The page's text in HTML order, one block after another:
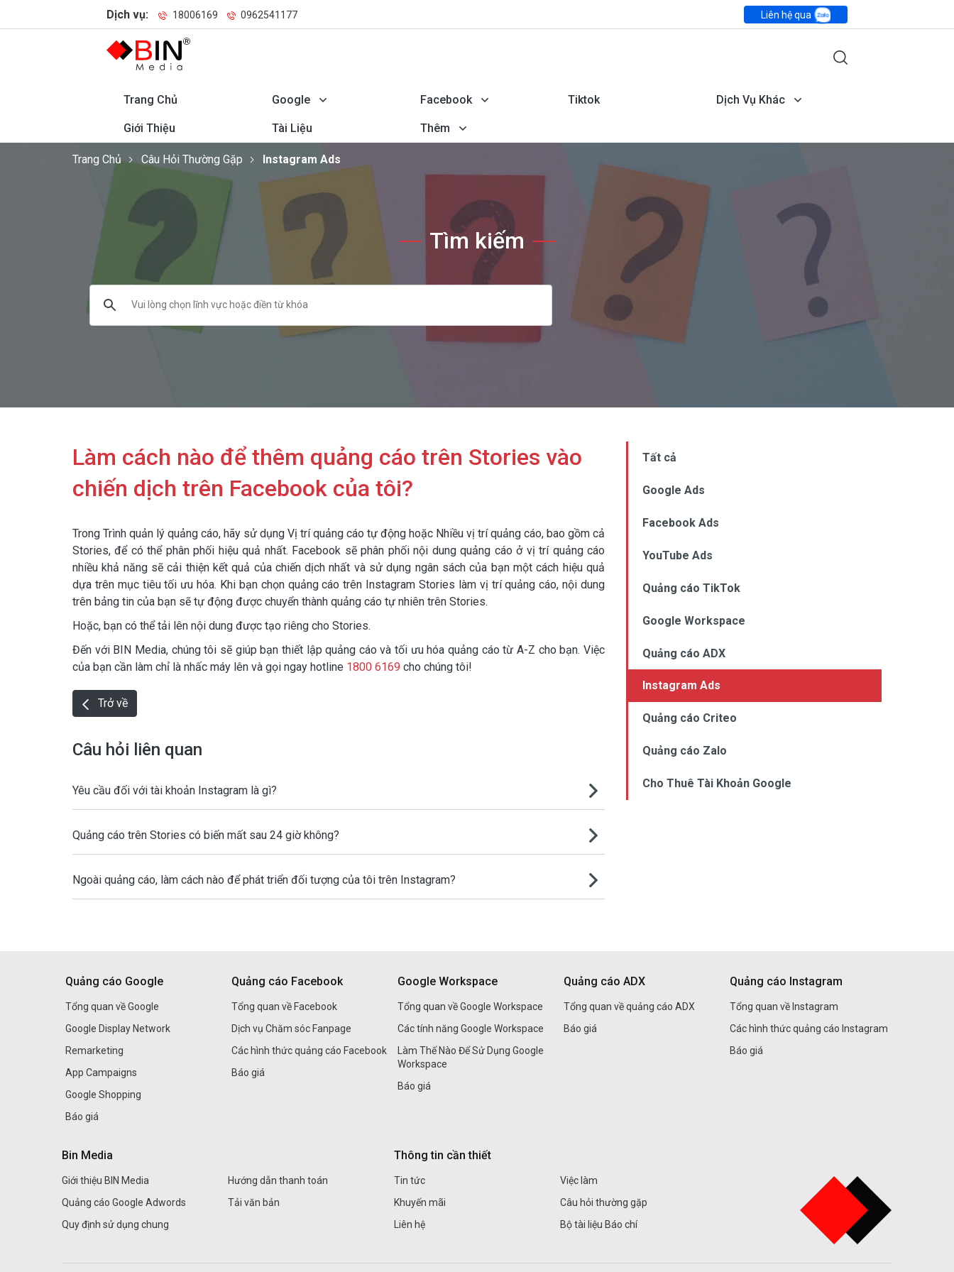
Dịch vụ: 18006169 0962541177 Liên hệ qua
Trang Chủ Google Facebook Tiktok Dịch Vụ Khác
Giới Thiệu Tài Liệu Thêm
Trang Chủ Câu Hỏi Thường Gặp Instagram Ads
Tìm kiếm
Làm cách nào để thêm quảng cáo trên Stories vào
chiến dịch trên Facebook của tôi?
Trong Trình quản lý quảng cáo, hãy sử dụng Vị trí quảng cáo tự động hoặc Nhiều vị trí quảng cáo, bao gồm cả
Stories, để có thể phân phối hiệu quả nhất. Facebook sẽ phân phối nội dung quảng cáo ở vị trí quảng cáo
nhiều khả năng sẽ cải thiện kết quả của chiến dịch nhất và sử dụng ngân sách của bạn một cách hiệu quả
dựa trên mục tiêu tối ưu hóa. Khi bạn chọn quảng cáo trên Instagram Stories làm vị trí quảng cáo, nội dung
trên bảng tin của bạn sẽ tự động được chuyển thành quảng cáo tự nhiên trên Stories.
Hoặc, bạn có thể tải lên nội dung được tạo riêng cho Stories.
Đến với BIN Media, chúng tôi sẽ giúp bạn thiết lập quảng cáo và tối ưu hóa quảng cáo từ A-Z cho bạn. Việc
của bạn cần làm chỉ là nhấc máy lên và gọi ngay hotline 1800 6169 cho chúng tôi!
Trở về
Câu hỏi liên quan
Yêu cầu đối với tài khoản Instagram là gì?
Quảng cáo trên Stories có biến mất sau 24 giờ không?
Ngoài quảng cáo, làm cách nào để phát triển đối tượng của tôi trên Instagram?
Tất cả
Google Ads
Facebook Ads
YouTube Ads
Quảng cáo TikTok
Google Workspace
Quảng cáo ADX
Instagram Ads
Quảng cáo Criteo
Quảng cáo Zalo
Cho Thuê Tài Khoản Google
Quảng cáo Google
Tổng quan về Google
Google Display Network
Remarketing
App Campaigns
Google Shopping
Báo giá
Quảng cáo Facebook
Tổng quan về Facebook
Dịch vụ Chăm sóc Fanpage
Các hình thức quảng cáo Facebook
Báo giá
Google Workspace
Tổng quan về Google Workspace
Các tính năng Google Workspace
Làm Thế Nào Để Sử Dụng Google
Workspace
Báo giá
Quảng cáo ADX
Tổng quan về quảng cáo ADX
Báo giá
Quảng cáo Instagram
Tổng quan về Instagram
Các hình thức quảng cáo Instagram
Báo giá
Bin Media
Giới thiệu BIN Media
Quảng cáo Google Adwords
Quy định sử dụng chung
Hướng dẫn thanh toán
Tải văn bản
Thông tin cần thiết
Tin tức
Khuyến mãi
Liên hệ
Việc làm
Câu hỏi thường gặp
Bộ tài liệu Báo chí